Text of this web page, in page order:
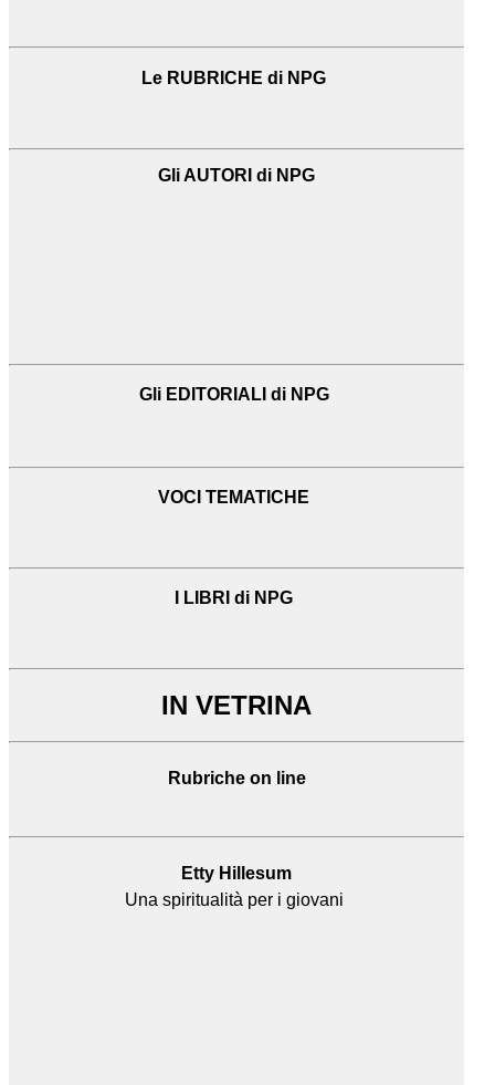
Le RUBRICHE di NPG
Gli AUTORI di NPG
Gli EDITORIALI di NPG
VOCI TEMATICHE
I LIBRI di NPG
IN VETRINA
Rubriche on line
Etty Hillesum
Una spiritualità per i giovani